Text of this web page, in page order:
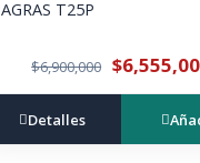
AGRAS T25P
$6,900,000
Detalles